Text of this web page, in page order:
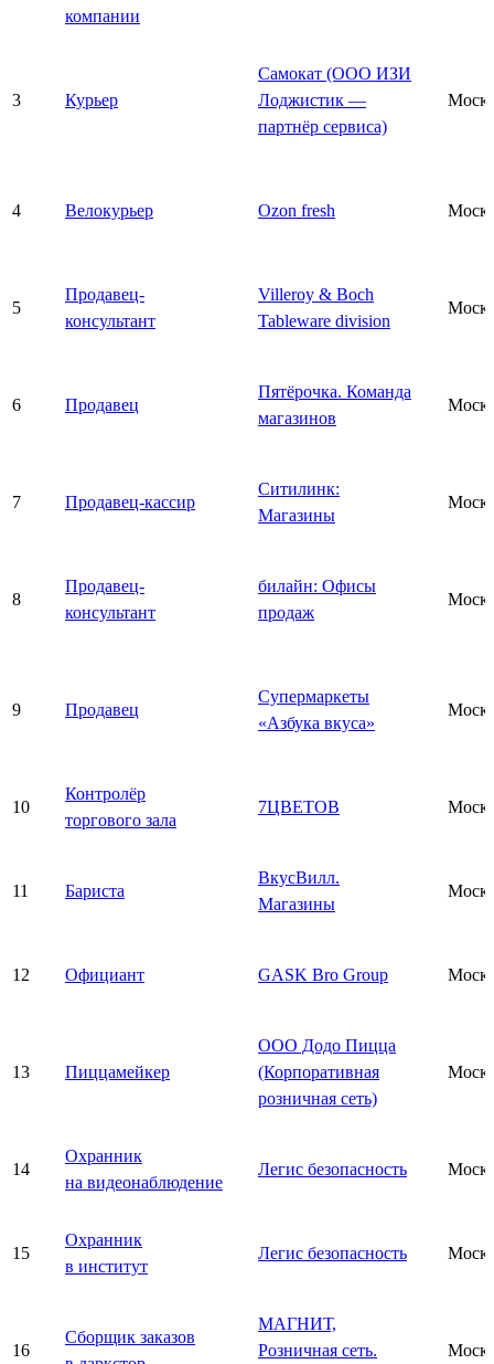
компании
3 Курьер
Самокат (ООО ИЗИ
Лоджистик —
партнёр сервиса)
4 Велокурьер Ozon fresh
5
Продавец-
консультант
Villeroy & Boch
Tableware division
6 Продавец
Пятёрочка. Команда
магазинов
7 Продавец-кассир
Ситилинк:
Магазины
8
Продавец-
консультант
билайн: Офисы
продаж
9 Продавец
Супермаркеты
«Азбука вкуса»
10
Контролёр
торгового зала
7ЦВЕТОВ
11 Бариста
ВкусВилл.
Магазины
12 Официант GASK Bro Group
13 Пиццамейкер
ООО Додо Пицца
(Корпоративная
розничная сеть)
14
Охранник
на видеонаблюдение
Легис безопасность
15
Охранник
в институт
Легис безопасность
16
Сборщик заказов
МАГНИТ,
Розничная сеть.